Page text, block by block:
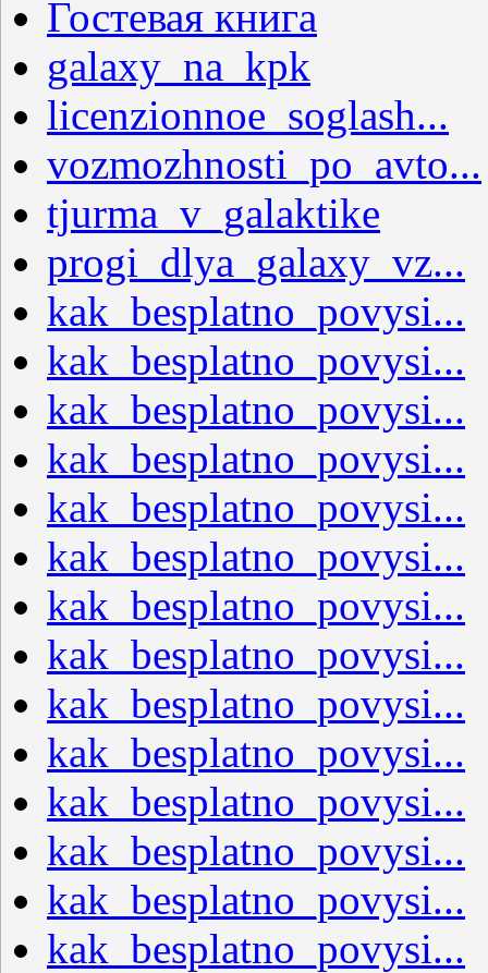
Гостевая книга
galaxy_na_kpk
licenzionnoe_soglash...
vozmozhnosti_po_avto...
tjurma_v_galaktike
progi_dlya_galaxy_vz...
kak_besplatno_povysi...
kak_besplatno_povysi...
kak_besplatno_povysi...
kak_besplatno_povysi...
kak_besplatno_povysi...
kak_besplatno_povysi...
kak_besplatno_povysi...
kak_besplatno_povysi...
kak_besplatno_povysi...
kak_besplatno_povysi...
kak_besplatno_povysi...
kak_besplatno_povysi...
kak_besplatno_povysi...
kak_besplatno_povysi...